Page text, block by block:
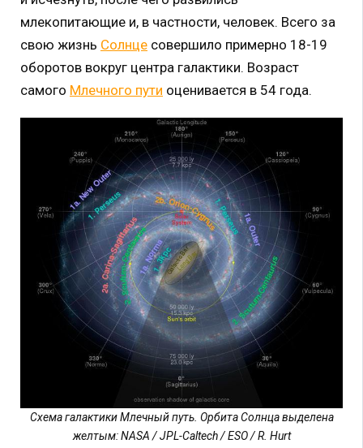
млекопитающие и, в частности, человек. Всего за
свою жизнь Солнце совершило примерно 18-19
оборотов вокруг центра галактики. Возраст
самого Млечного пути оценивается в 54 года.
Схема галактики Млечный путь. Орбита Солнца выделена
желтым: NASA / JPL-Caltech / ESO / R. Hurt